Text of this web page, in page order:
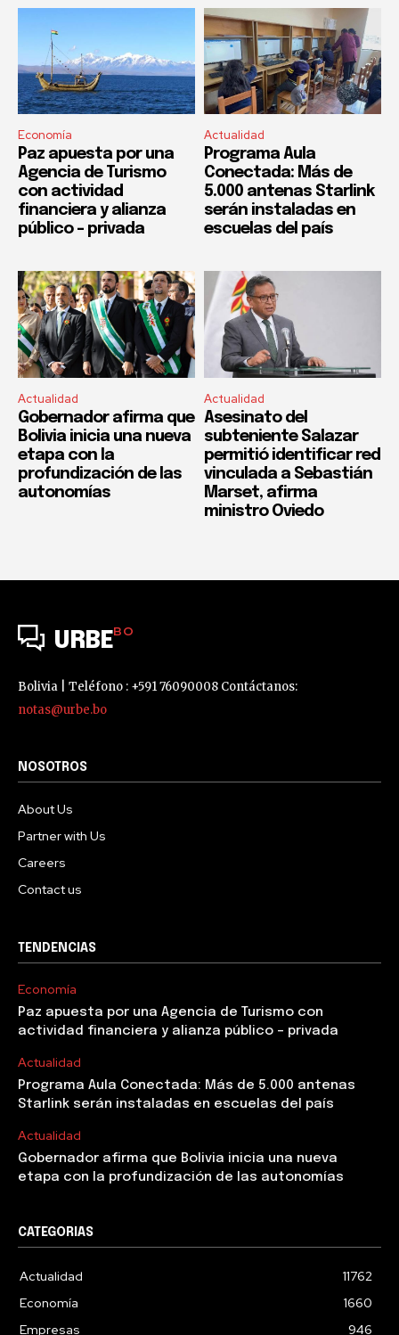
Economía
Paz apuesta por una
Agencia de Turismo
con actividad
financiera y alianza
público – privada
Actualidad
Programa Aula
Conectada: Más de
5.000 antenas Starlink
serán instaladas en
escuelas del país
Actualidad
Gobernador afirma que
Bolivia inicia una nueva
etapa con la
profundización de las
autonomías
Actualidad
Asesinato del
subteniente Salazar
permitió identificar red
vinculada a Sebastián
Marset, afirma
ministro Oviedo
URBEBO
Bolivia | Teléfono : +591 76090008 Contáctanos:
notas@urbe.bo
NOSOTROS
About Us
Partner with Us
Careers
Contact us
TENDENCIAS
Economía
Paz apuesta por una Agencia de Turismo con
actividad financiera y alianza público – privada
Actualidad
Programa Aula Conectada: Más de 5.000 antenas
Starlink serán instaladas en escuelas del país
Actualidad
Gobernador afirma que Bolivia inicia una nueva
etapa con la profundización de las autonomías
CATEGORIAS
Actualidad
11762
Economía
1660
Empresas
946